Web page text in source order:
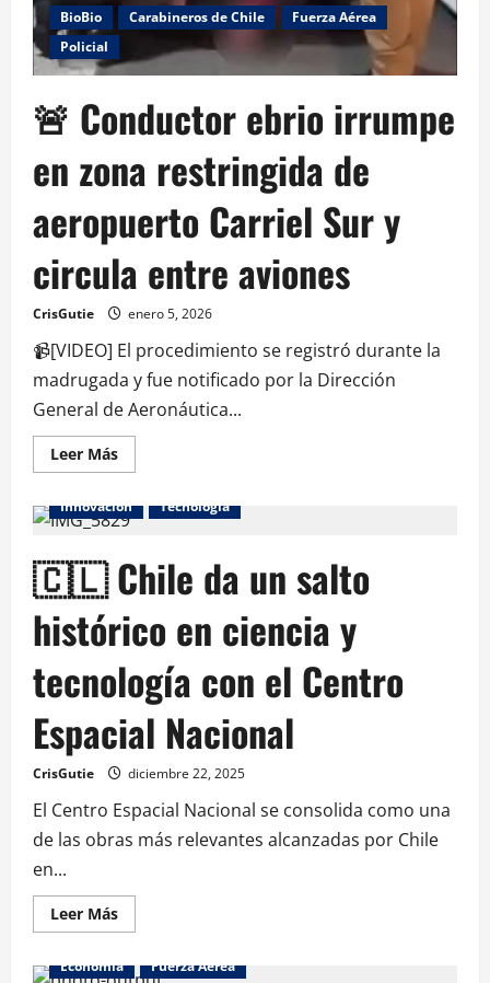
BioBio Carabineros de Chile
Fuerza Aérea
Policial
🚨 Conductor ebrio irrumpe
en zona restringida de
aeropuerto Carriel Sur y
circula entre aviones
CrisGutie enero 5, 2026
📹[VIDEO] El procedimiento se registró durante la
madrugada y fue notificado por la Dirección
General de Aeronáutica...
Leer Más
Chile Ciencia
Innovación
Tecnología
🇨🇱 Chile da un salto
histórico en ciencia y
tecnología con el Centro
Espacial Nacional
CrisGutie diciembre 22, 2025
El Centro Espacial Nacional se consolida como una
de las obras más relevantes alcanzadas por Chile
en...
Leer Más
Armada de Chile
Economía
Fuerza Aérea